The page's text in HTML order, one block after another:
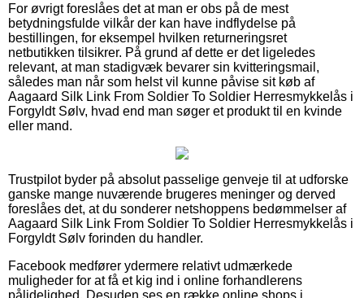
For øvrigt foreslåes det at man er obs på de mest
betydningsfulde vilkår der kan have indflydelse på
bestillingen, for eksempel hvilken returneringsret
netbutikken tilsikrer. På grund af dette er det ligeledes
relevant, at man stadigvæk bevarer sin kvitteringsmail,
således man når som helst vil kunne påvise sit køb af
Aagaard Silk Link From Soldier To Soldier Herresmykkelås i
Forgyldt Sølv, hvad end man søger et produkt til en kvinde
eller mand.
Trustpilot byder på absolut passelige genveje til at udforske
ganske mange nuværende brugeres meninger og derved
foreslåes det, at du sonderer netshoppens bedømmelser af
Aagaard Silk Link From Soldier To Soldier Herresmykkelås i
Forgyldt Sølv forinden du handler.
Facebook medfører ydermere relativt udmærkede
muligheder for at få et kig ind i online forhandlerens
pålidelighed. Desuden ses en række online shops i